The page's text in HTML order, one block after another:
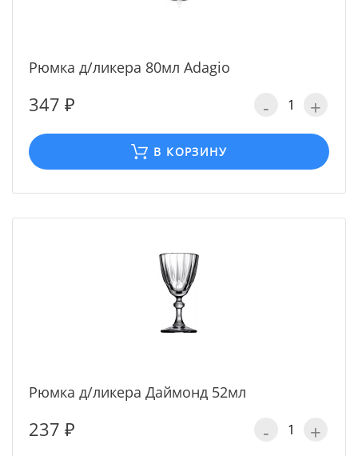
Рюмка д/ликера 80мл Adagio
347 ₽ - +
В КОРЗИНУ
Рюмка д/ликера Даймонд 52мл
237 ₽ - +